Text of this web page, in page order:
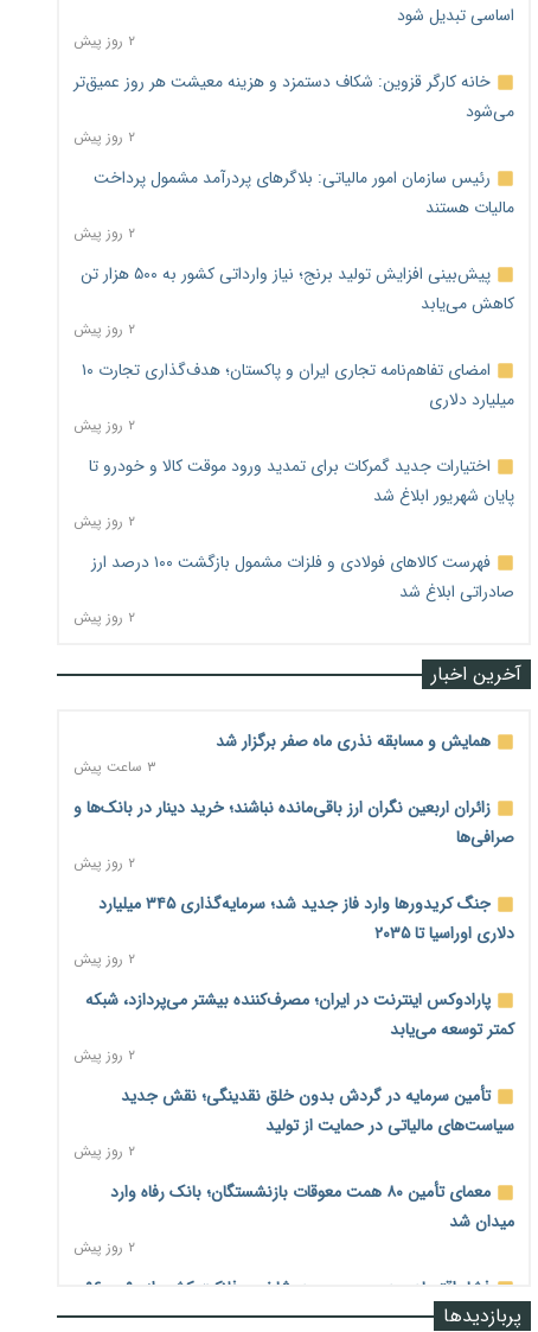
اساسی تبدیل شود
۲ روز پیش
خانه کارگر قزوین: شکاف دستمزد و هزینه معیشت هر روز عمیق‌تر
می‌شود
۲ روز پیش
رئیس سازمان امور مالیاتی: بلاگرهای پردرآمد مشمول پرداخت
مالیات هستند
۲ روز پیش
پیش‌بینی افزایش تولید برنج؛ نیاز وارداتی کشور به ۵۰۰ هزار تن
کاهش می‌یابد
۲ روز پیش
امضای تفاهم‌نامه تجاری ایران و پاکستان؛ هدف‌گذاری تجارت ۱۰
میلیارد دلاری
۲ روز پیش
اختیارات جدید گمرکات برای تمدید ورود موقت کالا و خودرو تا
پایان شهریور ابلاغ شد
۲ روز پیش
فهرست کالاهای فولادی و فلزات مشمول بازگشت ۱۰۰ درصد ارز
صادراتی ابلاغ شد
۲ روز پیش
آخرین اخبار
همایش و مسابقه نذری ماه صفر برگزار شد
۳ ساعت پیش
زائران اربعین نگران ارز باقی‌مانده نباشند؛ خرید دینار در بانک‌ها و
صرافی‌ها
۲ روز پیش
جنگ کریدورها وارد فاز جدید شد؛ سرمایه‌گذاری ۳۴۵ میلیارد
دلاری اوراسیا تا ۲۰۳۵
۲ روز پیش
پارادوکس اینترنت در ایران؛ مصرف‌کننده بیشتر می‌پردازد، شبکه
کمتر توسعه می‌یابد
۲ روز پیش
تأمین سرمایه در گردش بدون خلق نقدینگی؛ نقش جدید
سیاست‌های مالیاتی در حمایت از تولید
۲ روز پیش
معمای تأمین ۸۰ همت معوقات بازنشستگان؛ بانک رفاه وارد
میدان شد
۲ روز پیش
فشار اقتصادی در مسیر صعود؛ شاخص فلاکت کشور از ۹۰ به ۹۶
درصد رسید
پربازدیدها